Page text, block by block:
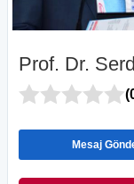
Prof. Dr.
Mesaj